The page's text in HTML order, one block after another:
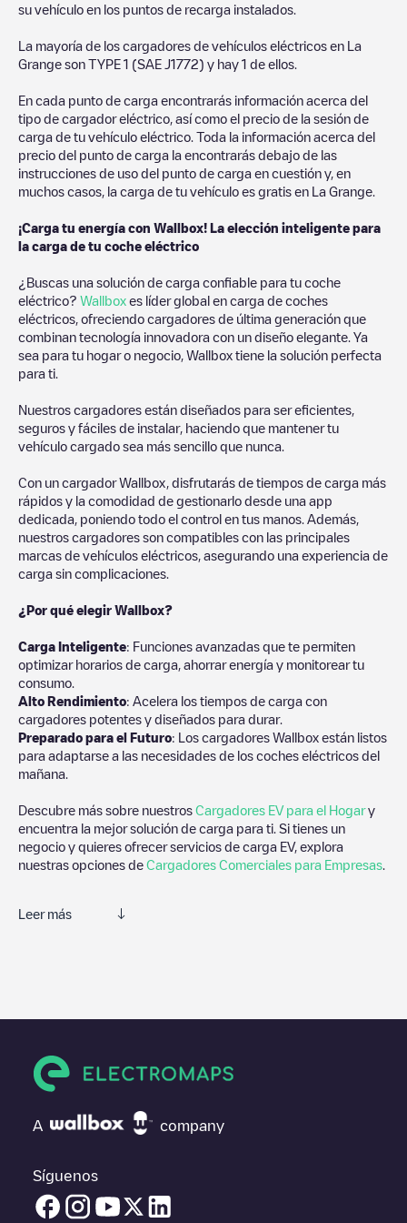
su vehículo en los puntos de recarga instalados.
La mayoría de los cargadores de vehículos eléctricos en La
Grange son TYPE 1 (SAE J1772) y hay 1 de ellos.
En cada punto de carga encontrarás información acerca del
tipo de cargador eléctrico, así como el precio de la sesión de
carga de tu vehículo eléctrico. Toda la información acerca del
precio del punto de carga la encontrarás debajo de las
instrucciones de uso del punto de carga en cuestión y, en
muchos casos, la carga de tu vehículo es gratis en La Grange
¡Carga tu energía con Wallbox! La elección inteligente para
la carga de tu coche eléctrico
¿Buscas una solución de carga confiable para tu coche
eléctrico? Wallbox es líder global en carga de coches
eléctricos, ofreciendo cargadores de última generación que
combinan tecnología innovadora con un diseño elegante. Ya
sea para tu hogar o negocio, Wallbox tiene la solución perfecta
para ti.
Nuestros cargadores están diseñados para ser eficientes,
seguros y fáciles de instalar, haciendo que mantener tu
vehículo cargado sea más sencillo que nunca.
Con un cargador Wallbox, disfrutarás de tiempos de carga más
rápidos y la comodidad de gestionarlo desde una app
dedicada, poniendo todo el control en tus manos. Además,
nuestros cargadores son compatibles con las principales
marcas de vehículos eléctricos, asegurando una experiencia de
carga sin complicaciones.
¿Por qué elegir Wallbox?
Carga Inteligente: Funciones avanzadas que te permiten
optimizar horarios de carga, ahorrar energía y monitorear tu
consumo.
Alto Rendimiento: Acelera los tiempos de carga con
cargadores potentes y diseñados para durar.
Preparado para el Futuro: Los cargadores Wallbox están listos
para adaptarse a las necesidades de los coches eléctricos del
mañana.
Descubre más sobre nuestros Cargadores EV para el Hogary
encuentra la mejor solución de carga para ti. Si tienes un
negocio y quieres ofrecer servicios de carga EV, explora
nuestras opciones de Cargadores Comerciales para Empresas
Leer más
crear la mejor experiencia para los conductores de vehículos
eléctricos.
Las opiniones de los conductores eléctricos son muy
importantes para valorar cuáles son los puntos de carga más
por lo que no dudes en dejar tu valoración de cuál fue tu
experiencia de carga en la ficha de la estación de carga una vez
finalizada la carga de tu vehículo eléctrico.
A company
Síguenos